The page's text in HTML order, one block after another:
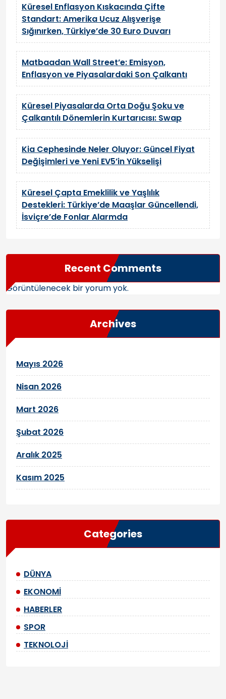
Küresel Enflasyon Kıskacında Çifte
Standart: Amerika Ucuz Alışverişe
Sığınırken, Türkiye’de 30 Euro Duvarı
Matbaadan Wall Street’e: Emisyon,
Enflasyon ve Piyasalardaki Son Çalkantı
Küresel Piyasalarda Orta Doğu Şoku ve
Çalkantılı Dönemlerin Kurtarıcısı: Swap
Kia Cephesinde Neler Oluyor: Güncel Fiyat
Değişimleri ve Yeni EV5’in Yükselişi
Küresel Çapta Emeklilik ve Yaşlılık
Destekleri: Türkiye’de Maaşlar Güncellendi,
İsviçre’de Fonlar Alarmda
Recent Comments
Görüntülenecek bir yorum yok.
Archives
Mayıs 2026
Nisan 2026
Mart 2026
Şubat 2026
Aralık 2025
Kasım 2025
Categories
DÜNYA
EKONOMİ
HABERLER
SPOR
TEKNOLOJİ